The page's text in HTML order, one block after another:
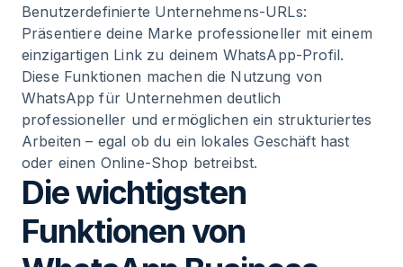
Benutzerdefinierte Unternehmens-URLs:
Präsentiere deine Marke professioneller mit einem
einzigartigen Link zu deinem WhatsApp-Profil.
Diese Funktionen machen die Nutzung von
WhatsApp für Unternehmen deutlich
professioneller und ermöglichen ein strukturiertes
Arbeiten – egal ob du ein lokales Geschäft hast
oder einen Online-Shop betreibst.
Die wichtigsten
Funktionen von